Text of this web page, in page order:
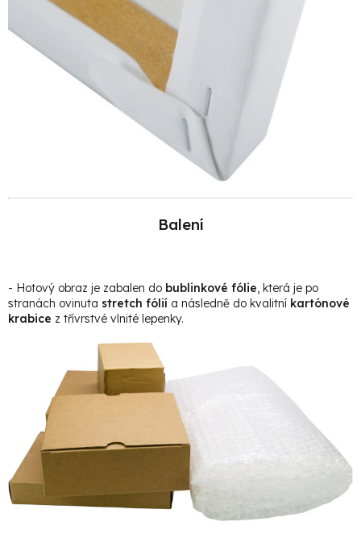
Balení
- Hotový obraz je zabalen do bublinkové fólie , která je po
stranách ovinuta stretch fólií a následně do kvalitní kartónové
krabice z třívrstvé vlnité lepenky.